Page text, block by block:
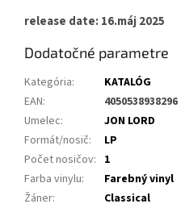
release date: 16.máj 2025
Dodatočné parametre
Kategória:
KATALÓG
EAN:
4050538938296
Umelec:
JON LORD
Formát/nosič:
LP
Počet nosičov: 1
Farba vinylu:
Farebný vinyl
Žáner:
Classical